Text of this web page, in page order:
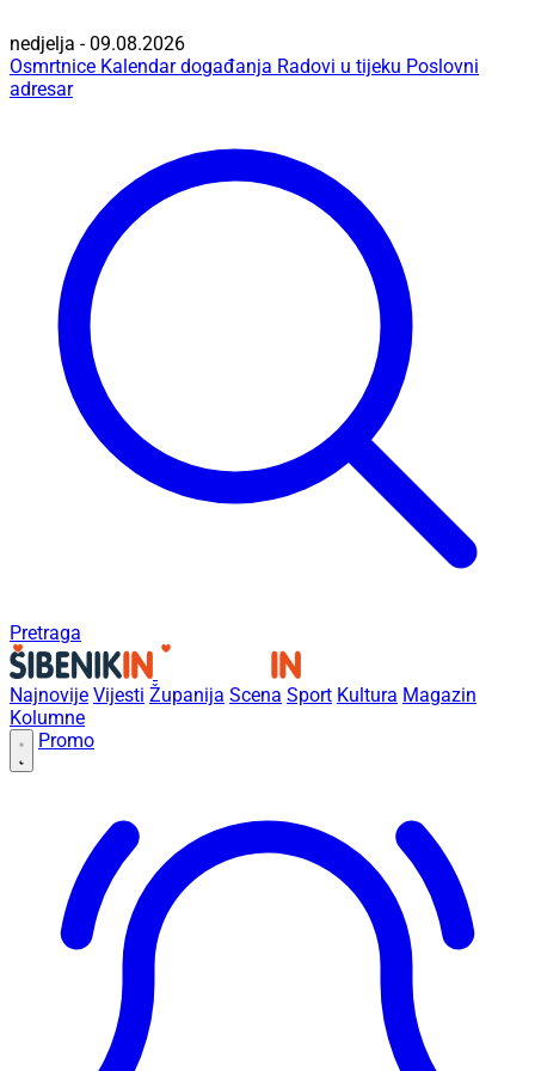
nedjelja - 09.08.2026
Osmrtnice Kalendar događanja Radovi u tijeku Poslovni
adresar
Pretraga
Najnovije Vijesti Županija Scena Sport Kultura Magazin
Kolumne
Promo